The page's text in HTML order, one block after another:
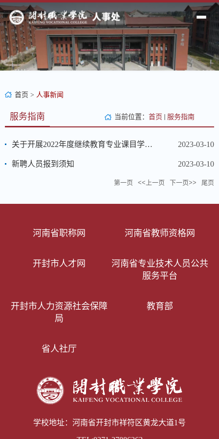
首页 > 人事新闻
服务指南 当前位置： 首页 服务指南
关于开展2022年度继续教育专业课目学习工作的通知 2023-03-10
新聘人员报到须知 2023-03-10
第一页 <<上一页 下一页>> 尾页
河南省职称网 河南省教师资格网
开封市人才网
河南省专业技术人员公共
服务平台
开封市人力资源社会保障
局
教育部
省人社厅
学校地址：河南省开封市祥符区黄龙大道1号